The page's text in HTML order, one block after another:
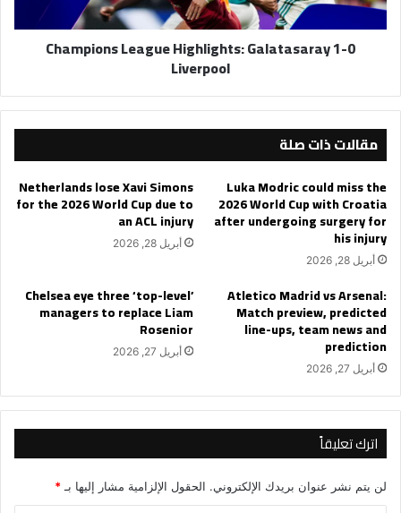
Champions League Highlights: Galatasaray 1-0
Liverpool
مقالات ذات صلة
Luka Modric could miss the
2026 World Cup with Croatia
after undergoing surgery for
his injury
أبريل 28, 2026
Netherlands lose Xavi Simons
for the 2026 World Cup due to
an ACL injury
أبريل 28, 2026
Atletico Madrid vs Arsenal:
Match preview, predicted
line-ups, team news and
prediction
أبريل 27, 2026
Chelsea eye three ‘top-level’
managers to replace Liam
Rosenior
أبريل 27, 2026
اترك تعليقاً
لن يتم نشر عنوان بريدك الإلكتروني. الحقول الإلزامية مشار إليها بـ*